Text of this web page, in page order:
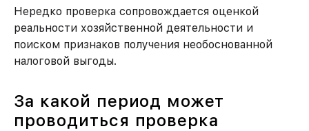
Нередко проверка сопровождается оценкой
реальности хозяйственной деятельности и
поиском признаков получения необоснованной
налоговой выгоды.
За какой период может
проводиться проверка